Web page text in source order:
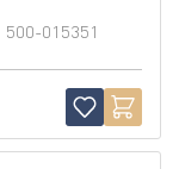
500-015351